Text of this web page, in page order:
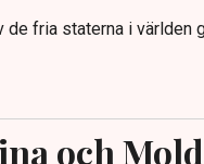
de fria staterna i världen
och